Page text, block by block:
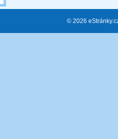
© 2026